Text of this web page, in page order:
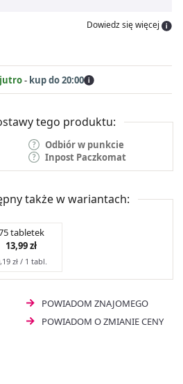
Dowiedz się więcej
- kup do 20:00
tego produktu:
Odbiór w punkcie
Inpost Paczkomat
także w wariantach:
tabletek
13,99 zł
zł / 1 tabl.
POWIADOM ZNAJOMEGO
POWIADOM O ZMIANIE CENY